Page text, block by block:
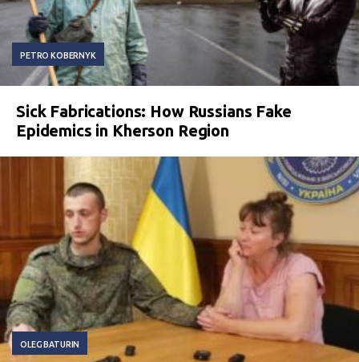
PETRO KOBERNYK
Sick Fabrications: How Russians Fake
Epidemics in Kherson Region
OLEG BATURIN